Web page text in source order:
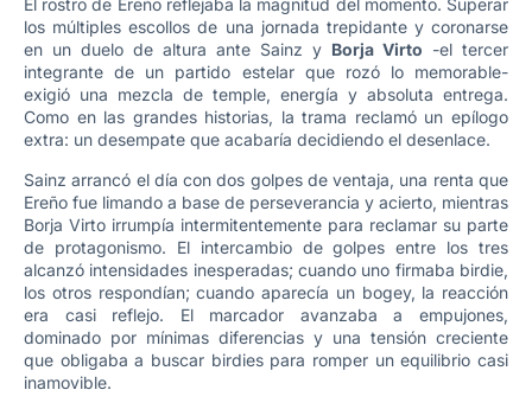
El rostro de Ereño reflejaba la magnitud del momento. Superar
los múltiples escollos de una jornada trepidante y coronarse
en un duelo de altura ante Sainz y Borja Virto -el tercer
integrante de un partido estelar que rozó lo memorable-
exigió una mezcla de temple, energía y absoluta entrega.
Como en las grandes historias, la trama reclamó un epílogo
extra: un desempate que acabaría decidiendo el desenlace.
Sainz arrancó el día con dos golpes de ventaja, una renta que
Ereño fue limando a base de perseverancia y acierto, mientras
Borja Virto irrumpía intermitentemente para reclamar su parte
de protagonismo. El intercambio de golpes entre los tres
alcanzó intensidades inesperadas; cuando uno firmaba birdie,
los otros respondían; cuando aparecía un bogey, la reacción
era casi reflejo. El marcador avanzaba a empujones,
dominado por mínimas diferencias y una tensión creciente
que obligaba a buscar birdies para romper un equilibrio casi
inamovible.